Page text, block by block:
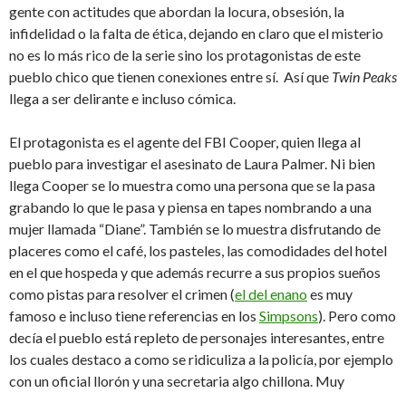
gente con actitudes que abordan la locura, obsesión, la
infidelidad o la falta de ética, dejando en claro que el misterio
no es lo más rico de la serie sino los protagonistas de este
pueblo chico que tienen conexiones entre sí. Así que Twin Peaks
llega a ser delirante e incluso cómica.
El protagonista es el agente del FBI Cooper, quien llega al
pueblo para investigar el asesinato de Laura Palmer. Ni bien
llega Cooper se lo muestra como una persona que se la pasa
grabando lo que le pasa y piensa en tapes nombrando a una
mujer llamada “Diane”. También se lo muestra disfrutando de
placeres como el café, los pasteles, las comodidades del hotel
en el que hospeda y que además recurre a sus propios sueños
como pistas para resolver el crimen (el del enanoes muy
famoso e incluso tiene referencias en los Simpsons). Pero como
decía el pueblo está repleto de personajes interesantes, entre
los cuales destaco a como se ridiculiza a la policía, por ejemplo
con un oficial llorón y una secretaria algo chillona. Muy